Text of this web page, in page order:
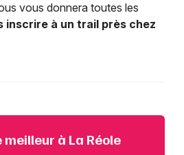
vous donnera toutes les
inscrire à un trail près chez
à La Réole